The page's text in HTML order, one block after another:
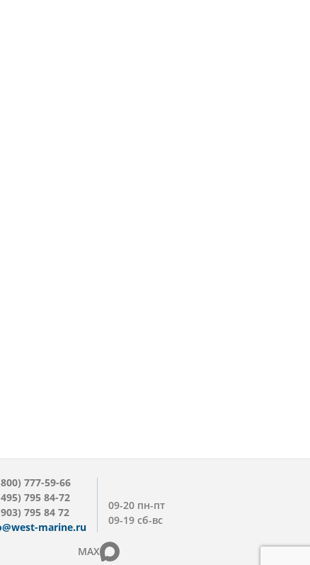
777-59-66
795 84-72
795 84 72
marine.ru
09-20 пн-пт
09-19 сб-вс
MAX